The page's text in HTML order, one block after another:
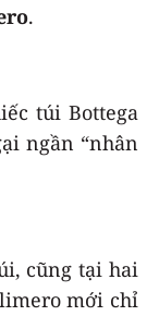
.
túi Bottega
ngần “nhân
cũng tại hai
mới chỉ